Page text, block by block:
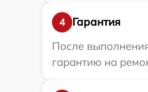
4
Гарантия
После
гарантию на